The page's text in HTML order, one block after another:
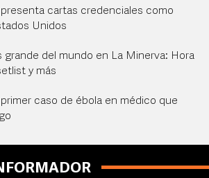
cartas credenciales como
Unidos
grande del mundo en La Minerva: Hora
y más
caso de ébola en médico que